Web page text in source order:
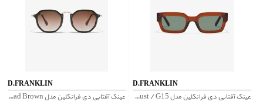
D.FRANKLIN
عینک آفتابی دی فرانکلین مدل D.franklin Roller HEX Dark Green / Grad Brown
D.FRANKLIN
عینک آفتابی دی فرانکلین مدل D.franklin Tokyo Low Rust / G15